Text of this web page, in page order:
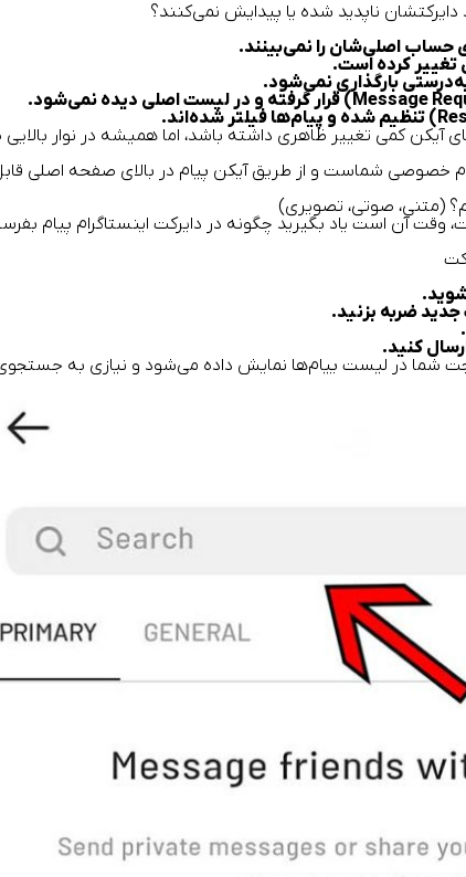
ناپدید شده یا پیدایش نمی‌کنند؟
حساب اصلی‌شان را نمی‌بینند.
تغییر کرده است.
بارگذاری نمی‌شود.
کمی تغییر ظاهری داشته باشد، اما همیشه در نوار بالایی
شماست و از طریق آیکن پیام در بالای صفحه اصلی قابل
(متنی، صوتی، تصویری)
آن است یاد بگیرید چگونه در دایرکت اینستاگرام پیام
ضربه بزنید.
کنید.
چت شما در لیست پیام‌ها نمایش داده می‌شود و نیازی به